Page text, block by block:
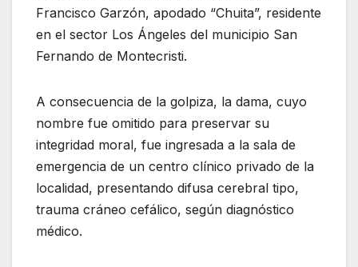
Francisco Garzón, apodado “Chuita”, residente
en el sector Los Ángeles del municipio San
Fernando de Montecristi.
A consecuencia de la golpiza, la dama, cuyo
nombre fue omitido para preservar su
integridad moral, fue ingresada a la sala de
emergencia de un centro clínico privado de la
localidad, presentando difusa cerebral tipo,
trauma cráneo cefálico, según diagnóstico
médico.